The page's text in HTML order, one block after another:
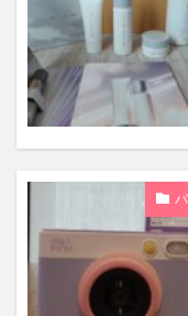
モーニングスタ
NHK紅白
あいみょん
モルディブ共和
ワイヤレスマウ
ウルグアイ東